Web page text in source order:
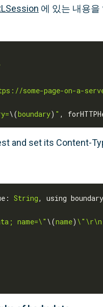
에 있는 내용을
some-page-on-a-
\(boundary) " ,
and set its Content-
: String, using boundary
name=\" \(name)